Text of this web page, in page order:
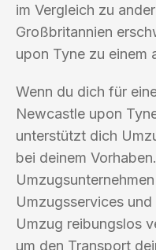
im Vergleich zu
Großbritannien
upon Tyne zu einem
Wenn du dich für
Newcastle upon
unterstützt dich
bei deinem
Umzugsservices
Umzug reibungslos
um den Transport